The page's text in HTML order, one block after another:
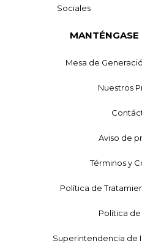
Sociales
Mesa de
Nuestros
Aviso de
Términos y
Política de
Política
Superintendencia de